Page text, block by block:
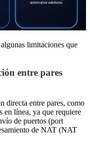
limitaciones que
entre pares
directa entre pares, como
en línea, ya que requiere
de puertos (port
de NAT (NAT